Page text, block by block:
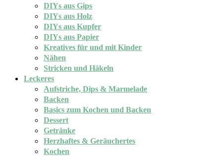
DIYs aus Gips
DIYs aus Holz
DIYs aus Kupfer
DIYs aus Papier
Kreatives für und mit Kinder
Nähen
Stricken und Häkeln
Leckeres
Aufstriche, Dips & Marmelade
Backen
Basics zum Kochen und Backen
Dessert
Getränke
Herzhaftes & Geräuchertes
Kochen